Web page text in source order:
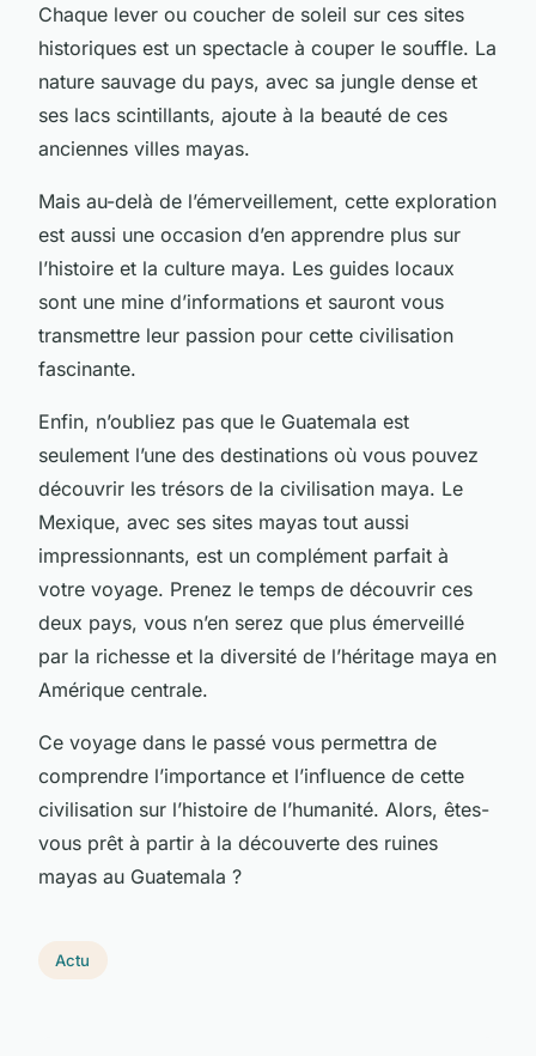
Chaque lever ou coucher de soleil sur ces sites
historiques est un spectacle à couper le souffle. La
nature sauvage du pays, avec sa jungle dense et
ses lacs scintillants, ajoute à la beauté de ces
anciennes villes mayas.
Mais au-delà de l’émerveillement, cette exploration
est aussi une occasion d’en apprendre plus sur
l’histoire et la culture maya. Les guides locaux
sont une mine d’informations et sauront vous
transmettre leur passion pour cette civilisation
fascinante.
Enfin, n’oubliez pas que le Guatemala est
seulement l’une des destinations où vous pouvez
découvrir les trésors de la civilisation maya. Le
Mexique, avec ses sites mayas tout aussi
impressionnants, est un complément parfait à
votre voyage. Prenez le temps de découvrir ces
deux pays, vous n’en serez que plus émerveillé
par la richesse et la diversité de l’héritage maya en
Amérique centrale.
Ce voyage dans le passé vous permettra de
comprendre l’importance et l’influence de cette
civilisation sur l’histoire de l’humanité. Alors, êtes-
vous prêt à partir à la découverte des ruines
mayas au Guatemala ?
Actu